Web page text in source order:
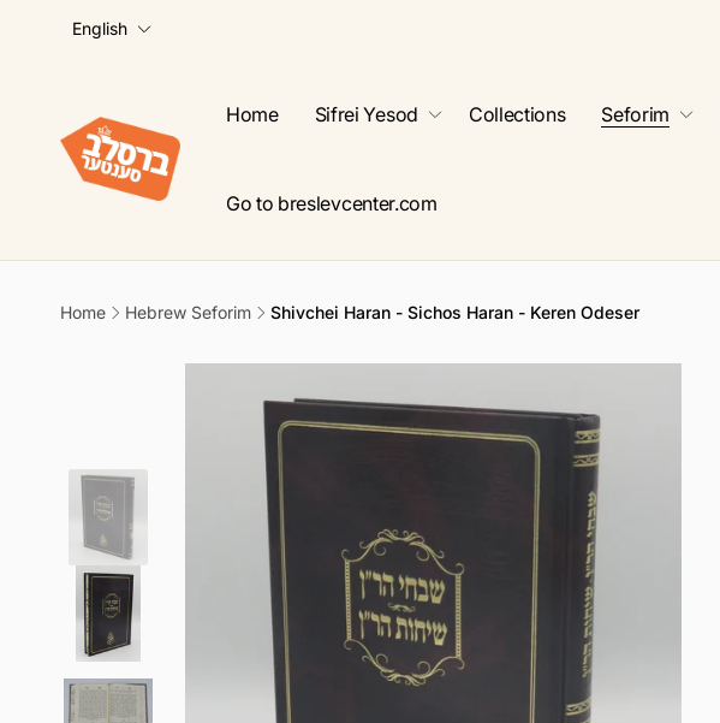
u
English
Home Sifrei Yesod Collections Seforim
Go to breslevcenter.com
Home Hebrew Seforim Shivchei Haran - Sichos Haran - Keren Odeser